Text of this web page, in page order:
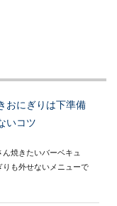
おにぎりは下準備
いコツ
焼きたいバーベキュ
も外せないメニューで